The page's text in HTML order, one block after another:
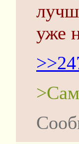
уже